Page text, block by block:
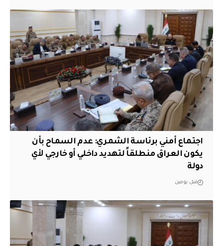
اجتماع أمني برئاسة الشمري: عدم السماح بأن
يكون العراق منطلقاً لتهديد داخلي أو خارجي لأي
دولة
قبل يومين